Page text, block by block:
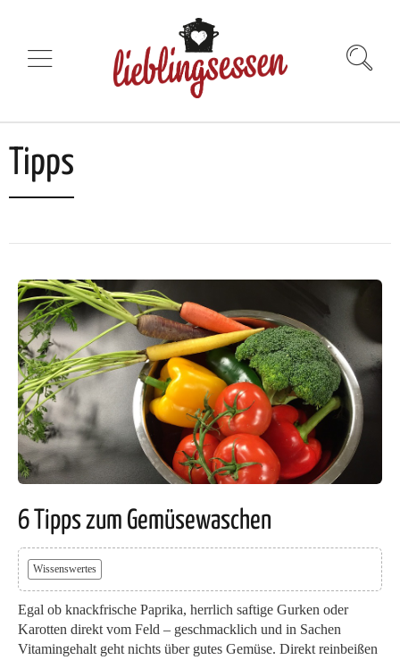
Tipps
6 Tipps zum Gemüsewaschen
Wissenswertes
Egal ob knackfrische Paprika, herrlich saftige Gurken oder
Karotten direkt vom Feld – geschmacklich und in Sachen
Vitamingehalt geht nichts über gutes Gemüse. Direkt reinbeißen